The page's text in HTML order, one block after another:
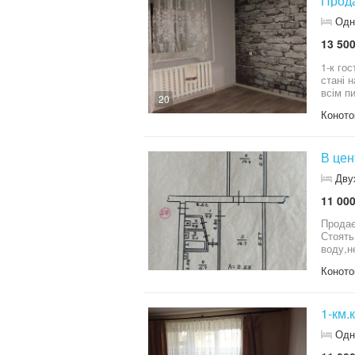
20
13
1-к гостинка
стані
всім
11
1-